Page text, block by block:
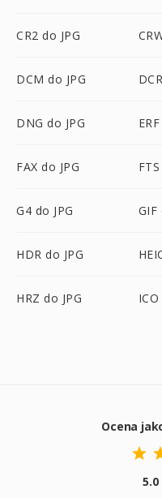
CR2 do JPG
DCM do JPG
DNG do JPG
FAX do JPG
G4 do JPG GIF
HDR do JPG
HRZ do JPG ICO
Ocena
5.0